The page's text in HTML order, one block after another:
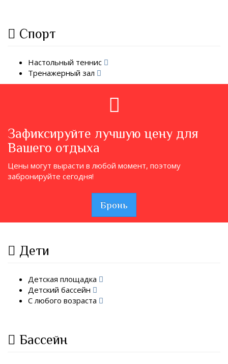
Спорт
Настольный теннис
Тренажерный зал
Зафиксируйте лучшую цену для
Вашего отдыха
Цены могут вырасти в любой момент, поэтому
забронируйте сегодня!
Бронь
Дети
Детская площадка
Детский бассейн
С любого возраста
Бассейн